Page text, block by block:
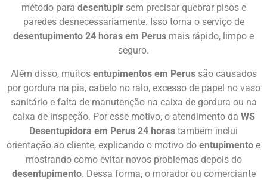
método para desentupirsem precisar quebrar pisos e
paredes desnecessariamente. Isso torna o serviço de
desentupimento 24 horas em Perus mais rápido, limpo e
seguro.
Além disso, muitos entupimentos em Perussão causados
por gordura na pia, cabelo no ralo, excesso de papel no vaso
sanitário e falta de manutenção na caixa de gordura ou na
caixa de inspeção. Por esse motivo, o atendimento da WS
Desentupidora em Perus 24 horas também inclui
orientação ao cliente, explicando o motivo do entupimento e
mostrando como evitar novos problemas depois do
desentupimento. Dessa forma, o morador ou comerciante